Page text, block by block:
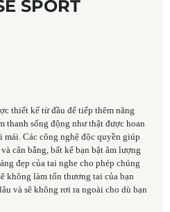
SPORT
thiết kế từ đầu để tiếp thêm năng
thanh sống động như thật được hoan
mái. Các công nghệ độc quyền giúp
cân bằng, bất kể bạn bật âm lượng
đẹp của tai nghe cho phép chúng
không làm tổn thương tai của bạn
và sẽ không rơi ra ngoài cho dù bạn